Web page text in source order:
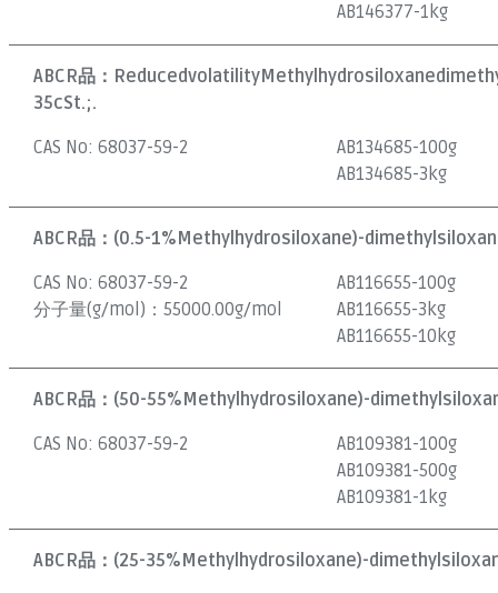
AB146377-1kg
ABCR品：
35cSt.;.
CAS No:68037-59-2
AB134685-100g
AB134685-3kg
ABCR品： (0.5-1%Methylhydrosiloxane)-
CAS No:68037-59-2
分子量(g/mol)：55000.00g/mol
AB116655-100g
AB116655-3kg
AB116655-10kg
ABCR品： (50-55%Methylhydrosiloxane)-
CAS No:68037-59-2
AB109381-100g
AB109381-500g
AB109381-1kg
ABCR品： (25-35%Methylhydrosiloxane)-